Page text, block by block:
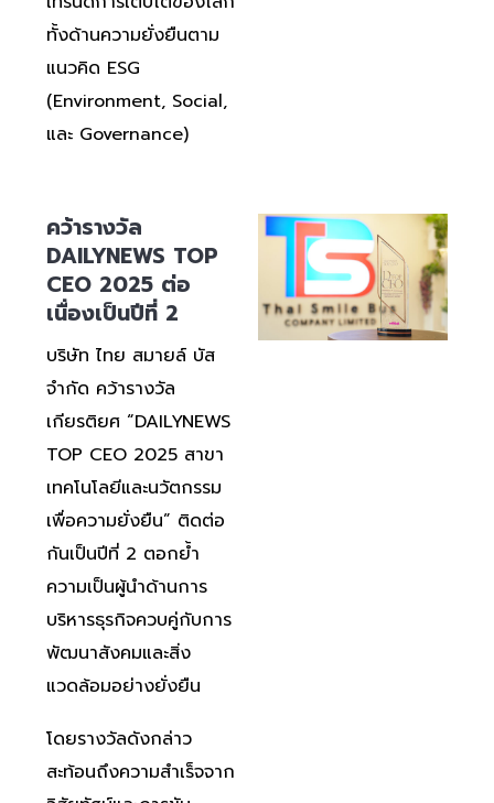
ทั้งด้านความยั่งยืนตาม
แนวคิด ESG
(Environment, Social,
และ Governance)
คว้ารางวัล
DAILYNEWS TOP
CEO 2025 ต่อ
เนื่องเป็นปีที่ 2
บริษัท ไทย สมายล์ บัส
จำกัด คว้ารางวัล
เกียรติยศ “DAILYNEWS
TOP CEO 2025 สาขา
เทคโนโลยีและนวัตกรรม
เพื่อความยั่งยืน” ติดต่อ
กันเป็นปีที่ 2 ตอกย้ำ
ความเป็นผู้นำด้านการ
บริหารธุรกิจควบคู่กับการ
พัฒนาสังคมและสิ่ง
แวดล้อมอย่างยั่งยืน
โดยรางวัลดังกล่าว
สะท้อนถึงความสำเร็จจาก